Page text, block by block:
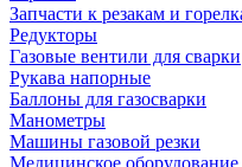
Запчасти к резакам и
Редукторы
Газовые вентили для сварки
Рукава напорные
Баллоны для газосварки
Манометры
Машины газовой резки
Медицинское оборудование